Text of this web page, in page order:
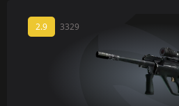
2.9 3329